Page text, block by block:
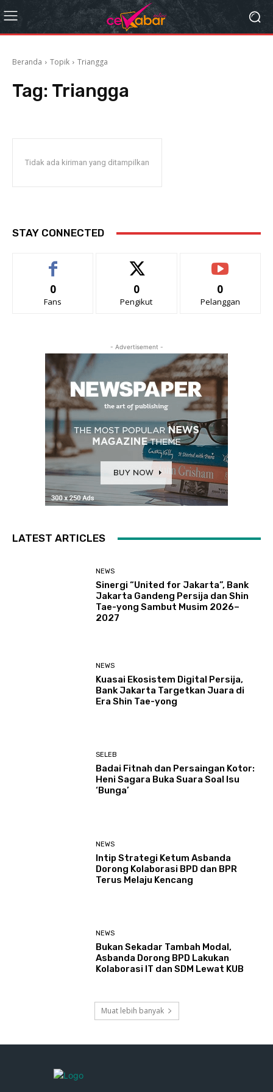
Beranda Topik Triangga
Tag: Triangga
Tidak ada kiriman yang ditampilkan
STAY CONNECTED
0
Fans
0
Pengikut
0
Pelanggan
- Advertisement -
LATEST ARTICLES
NEWS
Sinergi “United for Jakarta”, Bank
Jakarta Gandeng Persija dan Shin
Tae-yong Sambut Musim 2026–
2027
NEWS
Kuasai Ekosistem Digital Persija,
Bank Jakarta Targetkan Juara di
Era Shin Tae-yong
SELEB
Badai Fitnah dan Persaingan Kotor:
Heni Sagara Buka Suara Soal Isu
‘Bunga’
NEWS
Intip Strategi Ketum Asbanda
Dorong Kolaborasi BPD dan BPR
Terus Melaju Kencang
NEWS
Bukan Sekadar Tambah Modal,
Asbanda Dorong BPD Lakukan
Kolaborasi IT dan SDM Lewat KUB
Muat lebih banyak